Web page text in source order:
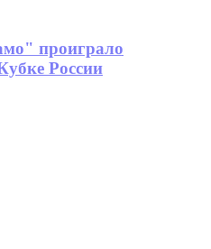
проиграло
России